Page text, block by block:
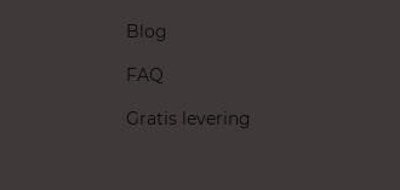
Blog
FAQ
Gratis levering